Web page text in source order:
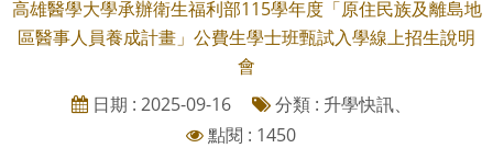
高雄醫學大學承辦衛生福利部115學年度「原住民族及離島地
區醫事人員養成計畫」公費生學士班甄試入學線上招生說明
會
日期 : 2025-09-16
分類 : 升學快訊、
點閱 : 1450